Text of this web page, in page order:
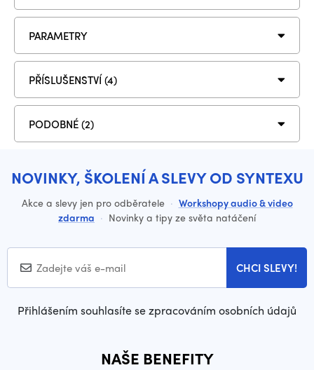
PARAMETRY
PŘÍSLUŠENSTVÍ (4)
PODOBNÉ (2)
NOVINKY, ŠKOLENÍ A SLEVY OD SYNTEXU
Akce a slevy jen pro odběratele · Workshopy audio & video
zdarma · Novinky a tipy ze světa natáčení
CHCI SLEVY!
Přihlášením souhlasíte se zpracováním osobních údajů
NAŠE BENEFITY